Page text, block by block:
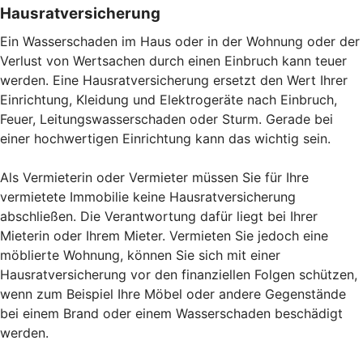
Hausratversicherung
Ein Wasserschaden im Haus oder in der Wohnung oder der
Verlust von Wertsachen durch einen Einbruch kann teuer
werden. Eine Hausratversicherung ersetzt den Wert Ihrer
Einrichtung, Kleidung und Elektrogeräte nach Einbruch,
Feuer, Leitungswasserschaden oder Sturm. Gerade bei
einer hochwertigen Einrichtung kann das wichtig sein.
Als Vermieterin oder Vermieter müssen Sie für Ihre
vermietete Immobilie keine Hausratversicherung
abschließen. Die Verantwortung dafür liegt bei Ihrer
Mieterin oder Ihrem Mieter. Vermieten Sie jedoch eine
möblierte Wohnung, können Sie sich mit einer
Hausratversicherung vor den finanziellen Folgen schützen,
wenn zum Beispiel Ihre Möbel oder andere Gegenstände
bei einem Brand oder einem Wasserschaden beschädigt
werden.